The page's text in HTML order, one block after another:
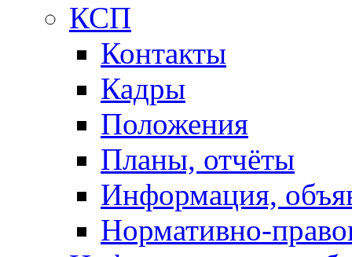
КСП
Контакты
Кадры
Положения
Планы, отчёты
Информация,
Нормативно-